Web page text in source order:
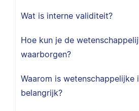
Wat is interne validiteit?
Hoe kun je de
waarborgen?
Waarom is wetenschappelijke
belangrijk?